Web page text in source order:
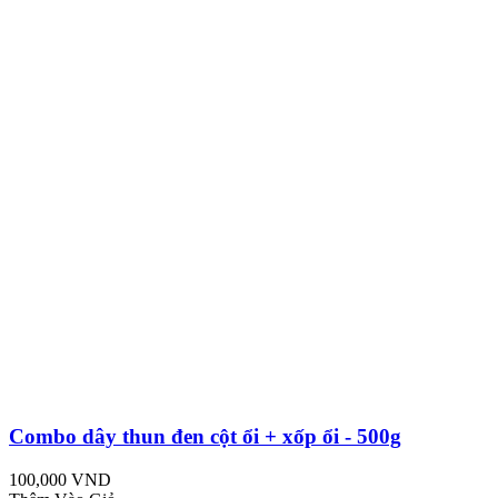
Combo dây thun đen cột ổi + xốp ổi - 500g
100,000 VND